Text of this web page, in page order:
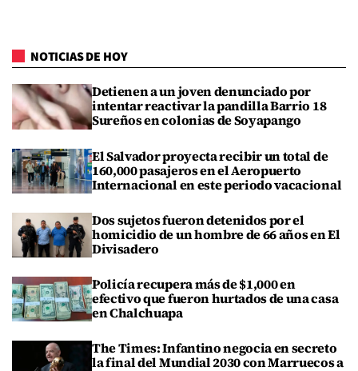
NOTICIAS DE HOY
Detienen a un joven denunciado por
intentar reactivar la pandilla Barrio 18
Sureños en colonias de Soyapango
El Salvador proyecta recibir un total de
160,000 pasajeros en el Aeropuerto
Internacional en este periodo vacacional
Dos sujetos fueron detenidos por el
homicidio de un hombre de 66 años en El
Divisadero
Policía recupera más de $1,000 en
efectivo que fueron hurtados de una casa
en Chalchuapa
The Times: Infantino negocia en secreto
la final del Mundial 2030 con Marruecos a